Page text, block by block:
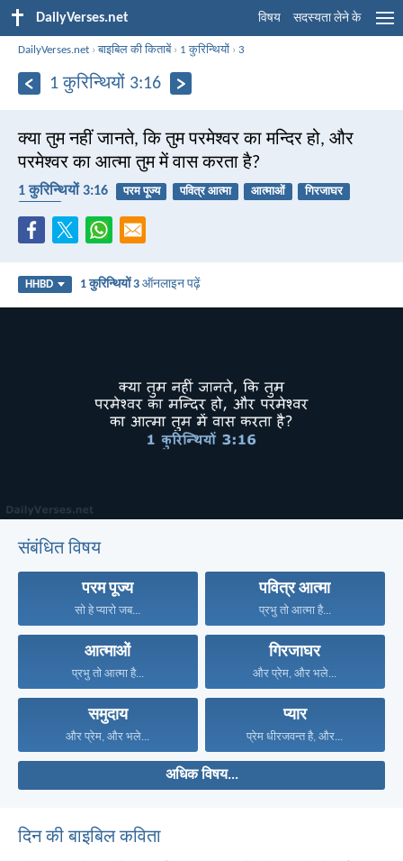
DailyVerses.net विषय सदस्यता लेने के
DailyVerses.net ›बाइबिल की किताबें› 1 कुरिन्थियों ›3
1 कुरिन्थियों 3:16
क्या तुम नहीं जानते, कि तुम परमेश्वर का मन्दिर हो, और
परमेश्वर का आत्मा तुम में वास करता है?
1 कुरिन्थियों 3:16 परम पूज्य पवित्र आत्मा आत्माओं
गिरजाघर
HHBD 1 कुरिन्थियों 3 ऑनलाइन पढ़ें
संबंधित विषय
परम पूज्य
सो हे प्यारो जब...
पवित्र आत्मा
प्रभु तो आत्मा है...
आत्माओं
प्रभु तो आत्मा है...
गिरजाघर
और प्रेम, और भले...
समुदाय
और प्रेम, और भले...
प्यार
प्रेम धीरजवन्त है, और...
अधिक विषय...
दिन की बाइबिल कविता